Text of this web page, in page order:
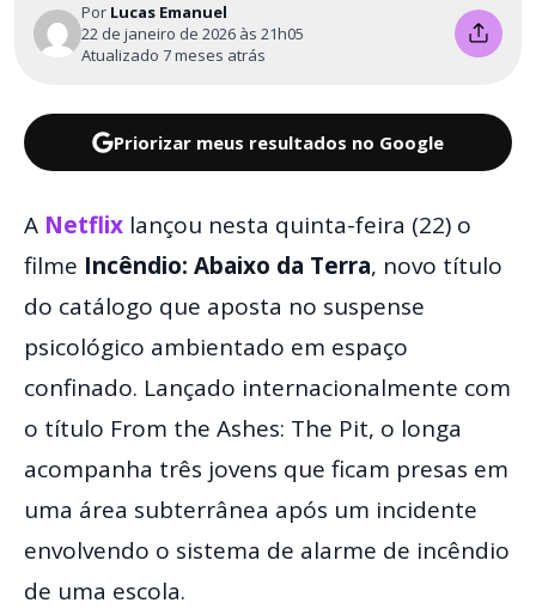
Por Lucas Emanuel
22 de janeiro de 2026 às 21h05
Atualizado 7 meses atrás
Priorizar meus resultados no Google
A Netflix lançou nesta quinta-feira (22) o
filme Incêndio: Abaixo da Terra, novo título
do catálogo que aposta no suspense
psicológico ambientado em espaço
confinado. Lançado internacionalmente com
o título From the Ashes: The Pit, o longa
acompanha três jovens que ficam presas em
uma área subterrânea após um incidente
envolvendo o sistema de alarme de incêndio
de uma escola.